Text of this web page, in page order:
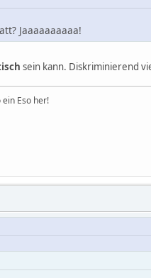
Jaaaaaaaaaa!
sein kann. Diskriminierend
Eso her!